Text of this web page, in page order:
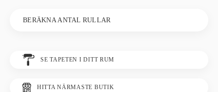
BERÄKNA ANTAL RULLAR
SE TAPETEN I DITT RUM
HITTA NÄRMASTE BUTIK